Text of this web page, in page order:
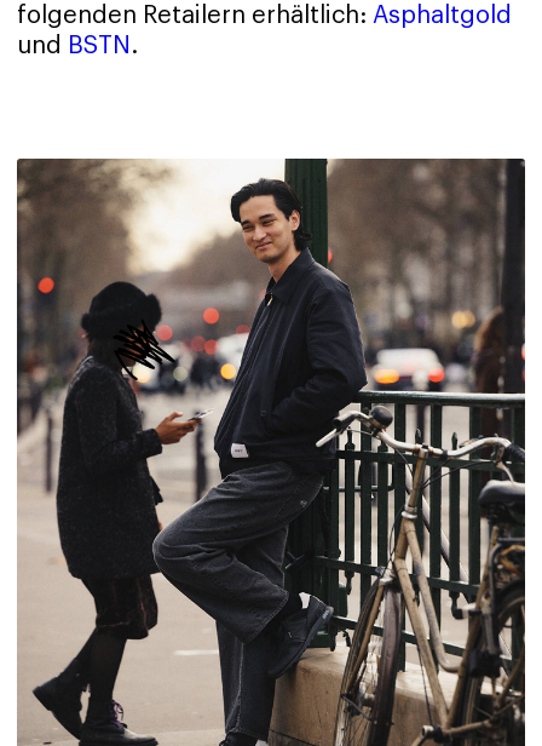
folgenden Retailern erhältlich: Asphaltgold
und BSTN .